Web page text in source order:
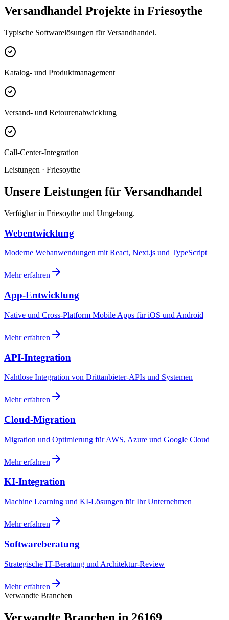
Versandhandel Projekte in Friesoythe
Typische Softwarelösungen für Versandhandel.
Katalog- und Produktmanagement
Versand- und Retourenabwicklung
Call-Center-Integration
Leistungen · Friesoythe
Unsere Leistungen für Versandhandel
Verfügbar in Friesoythe und Umgebung.
Webentwicklung
Moderne Webanwendungen mit React, Next.js und TypeScript
Mehr erfahren
App-Entwicklung
Native und Cross-Platform Mobile Apps für iOS und Android
Mehr erfahren
API-Integration
Nahtlose Integration von Drittanbieter-APIs und Systemen
Mehr erfahren
Cloud-Migration
Migration und Optimierung für AWS, Azure und Google Cloud
Mehr erfahren
KI-Integration
Machine Learning und KI-Lösungen für Ihr Unternehmen
Mehr erfahren
Softwareberatung
Strategische IT-Beratung und Architektur-Review
Mehr erfahren
Verwandte Branchen
Verwandte Branchen in 26169